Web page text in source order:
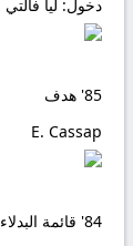
دخول: ليا فالتي
85' هدف
E. Cassap
84' قائمة البدلاء